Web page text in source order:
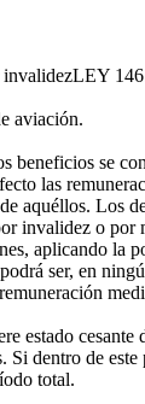
LEY
aviación.
beneficios se
las
aquéllos. Los
invalidez o por
aplicando la
ser, en
estado cesante
Si dentro de
total.